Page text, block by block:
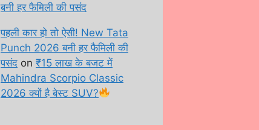
बनी हर फैमिली की पसंद
पहली कार हो तो ऐसी! New Tata
Punch 2026 बनी हर फैमिली की
पसंद on ₹15 लाख के बजट में
Mahindra Scorpio Classic
2026 क्यों है बेस्ट SUV?